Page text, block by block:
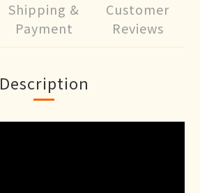
Shipping &
Payment
Customer
Reviews
Description